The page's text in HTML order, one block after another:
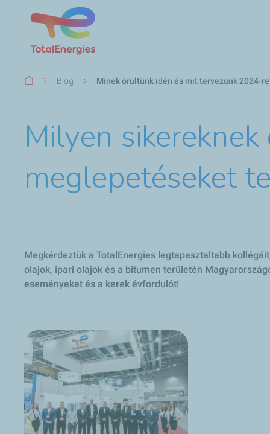
Morzsa Blog Minek örültünk idén és mit tervezünk 2024-
Milyen
meglepetéseket
Megkérdeztük a TotalEnergies legtapasztaltabb
olajok, ipari olajok és a bitumen területén
eseményeket és a kerek évfordulót!